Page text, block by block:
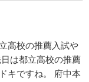
高校の推薦入試や
は都立高校の推薦
キですね。 府中本